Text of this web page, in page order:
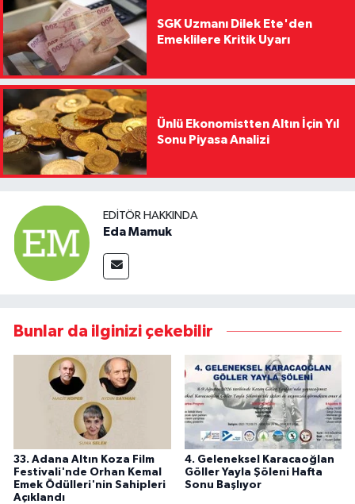
SGK Uzmanı Dilek Ete'den
Emeklilere Kritik Uyarı
Ünlü Ekonomistten Altın İçin Yıl
Sonu Piyasa Analizi
EDITÖR HAKKINDA
Eda Mamuk
Bunlar da ilginizi çekebilir
33. Adana Altın Koza Film
Festivali'nde Orhan Kemal
Emek Ödülleri'nin Sahipleri
Açıklandı
4. Geleneksel Karacaoğlan
Göller Yayla Şöleni Hafta
Sonu Başlıyor